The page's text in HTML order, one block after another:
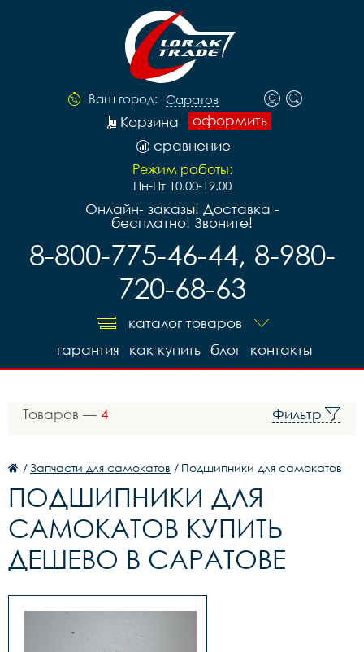
Ваш город: Саратов
оформить
Корзина
сравнение
Режим работы:
Пн-Пт 10.00-19.00
Онлайн- заказы! Доставка -
бесплатно! Звоните!
8-800-775-46-44, 8-980-
720-68-63
каталог товаров
контакты
блог
как купить
гарантия
Товаров — 4 Фильтр
/ Запчасти для самокатов / Подшипники для самокатов
ПОДШИПНИКИ ДЛЯ
САМОКАТОВ КУПИТЬ
ДЕШЕВО В САРАТОВЕ